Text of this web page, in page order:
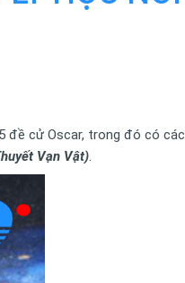
đề cử Oscar, trong đó có các
Vạn Vật).